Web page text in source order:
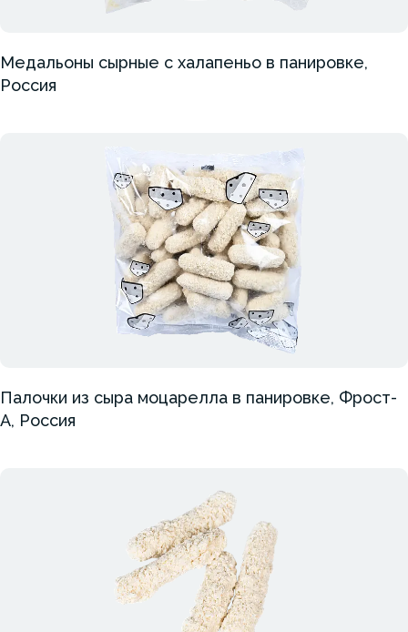
Медальоны сырные с халапеньо в панировке,
Россия
Палочки из сыра моцарелла в панировке, Фрост-
А, Россия